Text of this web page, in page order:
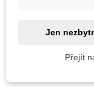
Jen
Přejít